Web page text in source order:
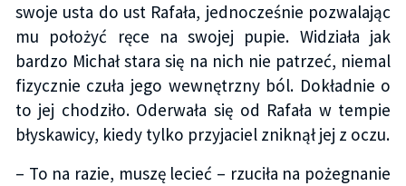
swoje usta do ust Rafała, jednocześnie pozwalając
mu położyć ręce na swojej pupie. Widziała jak
bardzo Michał stara się na nich nie patrzeć, niemal
fizycznie czuła jego wewnętrzny ból. Dokładnie o
to jej chodziło. Oderwała się od Rafała w tempie
błyskawicy, kiedy tylko przyjaciel zniknął jej z oczu.
– To na razie, muszę lecieć – rzuciła na pożegnanie